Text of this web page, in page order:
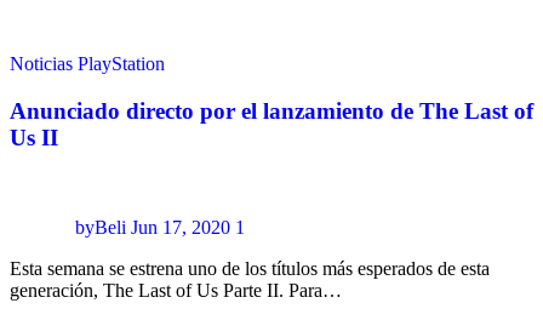
Noticias PlayStation
Anunciado directo por el lanzamiento de The Last of
Us II
byBeli Jun 17, 2020 1
Esta semana se estrena uno de los títulos más esperados de esta
generación, The Last of Us Parte II. Para…